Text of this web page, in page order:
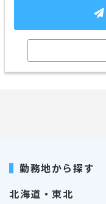
勤務地から探す
北海道・東北